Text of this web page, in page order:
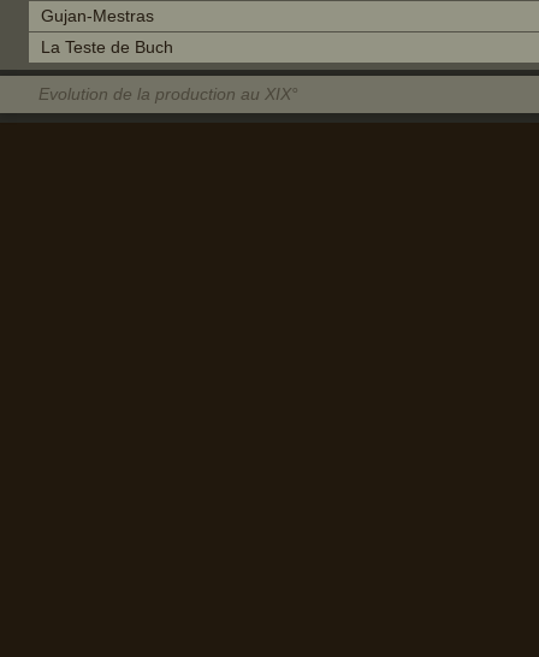
Gujan-Mestras
La Teste de Buch
Evolution de la production au XIX°